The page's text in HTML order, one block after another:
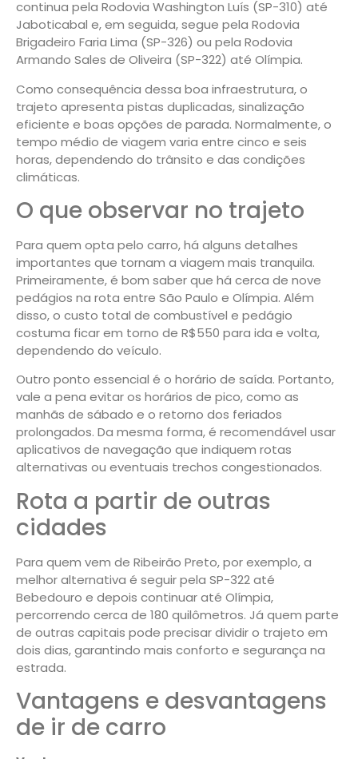
continua pela Rodovia Washington Luís (SP-310) até
Jaboticabal e, em seguida, segue pela Rodovia
Brigadeiro Faria Lima (SP-326) ou pela Rodovia
Armando Sales de Oliveira (SP-322) até Olímpia.
Como consequência dessa boa infraestrutura, o
trajeto apresenta pistas duplicadas, sinalização
eficiente e boas opções de parada. Normalmente, o
tempo médio de viagem varia entre cinco e seis
horas, dependendo do trânsito e das condições
climáticas.
O que observar no trajeto
Para quem opta pelo carro, há alguns detalhes
importantes que tornam a viagem mais tranquila.
Primeiramente, é bom saber que há cerca de nove
pedágios na rota entre São Paulo e Olímpia. Além
disso, o custo total de combustível e pedágio
costuma ficar em torno de R$550 para ida e volta,
dependendo do veículo.
Outro ponto essencial é o horário de saída. Portanto,
vale a pena evitar os horários de pico, como as
manhãs de sábado e o retorno dos feriados
prolongados. Da mesma forma, é recomendável usar
aplicativos de navegação que indiquem rotas
alternativas ou eventuais trechos congestionados.
Rota a partir de outras
cidades
Para quem vem de Ribeirão Preto, por exemplo, a
melhor alternativa é seguir pela SP-322 até
Bebedouro e depois continuar até Olímpia,
percorrendo cerca de 180 quilômetros. Já quem parte
de outras capitais pode precisar dividir o trajeto em
dois dias, garantindo mais conforto e segurança na
estrada.
Vantagens e desvantagens
de ir de carro